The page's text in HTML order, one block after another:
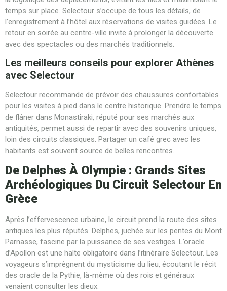
temps sur place. Selectour s’occupe de tous les détails, de
l’enregistrement à l’hôtel aux réservations de visites guidées. Le
retour en soirée au centre-ville invite à prolonger la découverte
avec des spectacles ou des marchés traditionnels.
Les meilleurs conseils pour explorer Athènes
avec Selectour
Selectour recommande de prévoir des chaussures confortables
pour les visites à pied dans le centre historique. Prendre le temps
de flâner dans Monastiraki, réputé pour ses marchés aux
antiquités, permet aussi de repartir avec des souvenirs uniques,
loin des circuits classiques. Partager un café grec avec les
habitants est souvent source de belles rencontres.
De Delphes À Olympie : Grands Sites
Archéologiques Du Circuit Selectour En
Grèce
Après l’effervescence urbaine, le circuit prend la route des sites
antiques les plus réputés. Delphes, juchée sur les pentes du Mont
Parnasse, fascine par la puissance de ses vestiges. L’oracle
d’Apollon est une halte obligatoire dans l’itinéraire Selectour. Les
voyageurs s’imprègnent du mysticisme du lieu, écoutant le récit
des oracle de la Pythie, là-même où des rois et généraux
venaient consulter les dieux.